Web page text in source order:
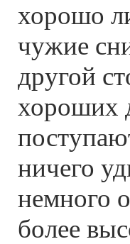
хорошо
чужие
другой
хороших
ничего
немного
более